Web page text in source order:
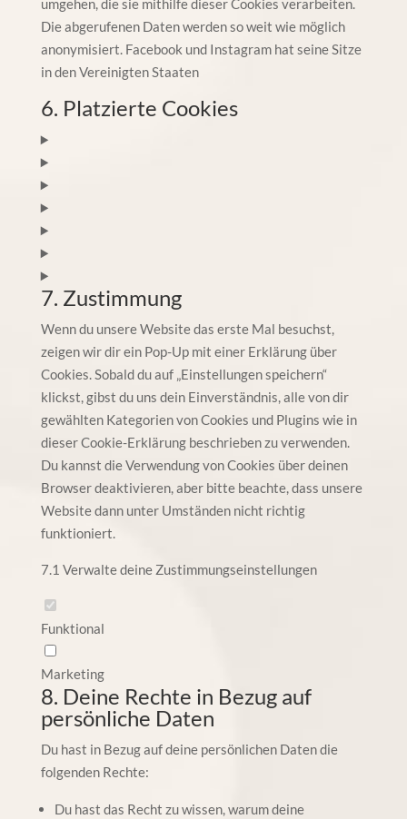
umgehen, die sie mithilfe dieser Cookies verarbeiten.
Die abgerufenen Daten werden so weit wie möglich
anonymisiert. Facebook und Instagram hat seine Sitze
in den Vereinigten Staaten
6. Platzierte Cookies
7. Zustimmung
Wenn du unsere Website das erste Mal besuchst,
zeigen wir dir ein Pop-Up mit einer Erklärung über
Cookies. Sobald du auf „Einstellungen speichern“
klickst, gibst du uns dein Einverständnis, alle von dir
gewählten Kategorien von Cookies und Plugins wie in
dieser Cookie-Erklärung beschrieben zu verwenden.
Du kannst die Verwendung von Cookies über deinen
Browser deaktivieren, aber bitte beachte, dass unsere
Website dann unter Umständen nicht richtig
funktioniert.
7.1 Verwalte deine Zustimmungseinstellungen
Funktional
Marketing
8. Deine Rechte in Bezug auf
persönliche Daten
Du hast in Bezug auf deine persönlichen Daten die
folgenden Rechte:
Du hast das Recht zu wissen, warum deine